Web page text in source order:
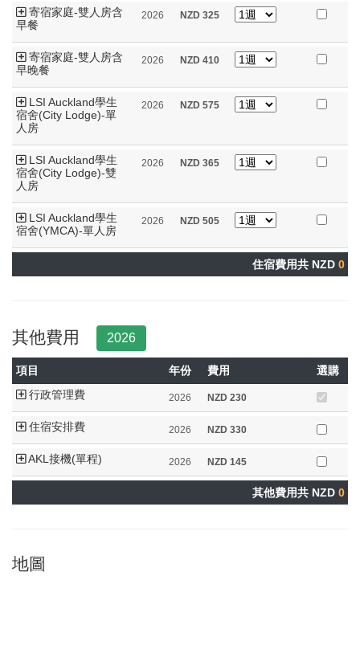
寄宿家庭-雙人房含
早餐
2026 NZD 325
寄宿家庭-雙人房含
早晚餐
2026 NZD 410
LSI Auckland學生
宿舍(City Lodge)-單
人房
2026 NZD 575
LSI Auckland學生
宿舍(City Lodge)-雙
人房
2026 NZD 365
LSI Auckland學生
宿舍(YMCA)-單人房
2026 NZD 505
住宿費用共 NZD 0
其他費用 2026
項目 年份 費用
選購
行政管理費
2026 NZD 230
住宿安排費 2026 NZD 330
AKL接機(單程) 2026 NZD 145
其他費用共 NZD 0
地圖